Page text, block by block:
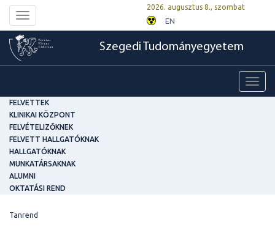
Toggle
navigation
2026. augusztus 8., szombat
EN
Szegedi Tudományegyetem
FELVETTEK
KLINIKAI KÖZPONT
FELVÉTELIZŐKNEK
FELVETT HALLGATÓKNAK
HALLGATÓKNAK
MUNKATÁRSAKNAK
ALUMNI
OKTATÁSI REND
Tanrend